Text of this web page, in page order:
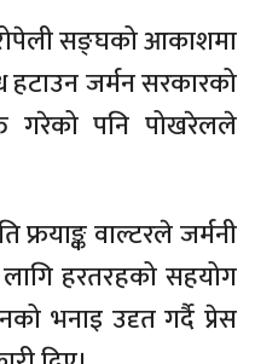
सङ्घको आकाशमा
हटाउन जर्मन सरकारको
गरेको पनि पोखरेलले
फ्रयाङ्क वाल्टरले जर्मनी
हरतरहको सहयोग
भनाइ उदृत गर्दै प्रेस